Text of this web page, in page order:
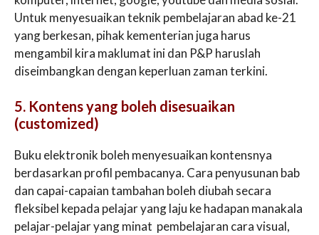
Untuk menyesuaikan teknik pembelajaran abad ke-21
yang berkesan, pihak kementerian juga harus
mengambil kira maklumat ini dan P&P haruslah
diseimbangkan dengan keperluan zaman terkini.
5. Kontens yang boleh disesuaikan
(customized)
Buku elektronik boleh menyesuaikan kontensnya
berdasarkan profil pembacanya. Cara penyusunan bab
dan capai-capaian tambahan boleh diubah secara
fleksibel kepada pelajar yang laju ke hadapan manakala
pelajar-pelajar yang minat pembelajaran cara visual,